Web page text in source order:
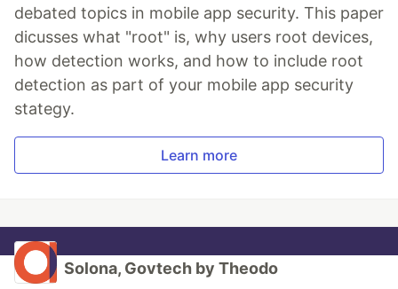
debated topics in mobile app security. This paper
dicusses what "root" is, why users root devices,
how detection works, and how to include root
detection as part of your mobile app security
stategy.
Learn more
Solona, Govtech by Theodo